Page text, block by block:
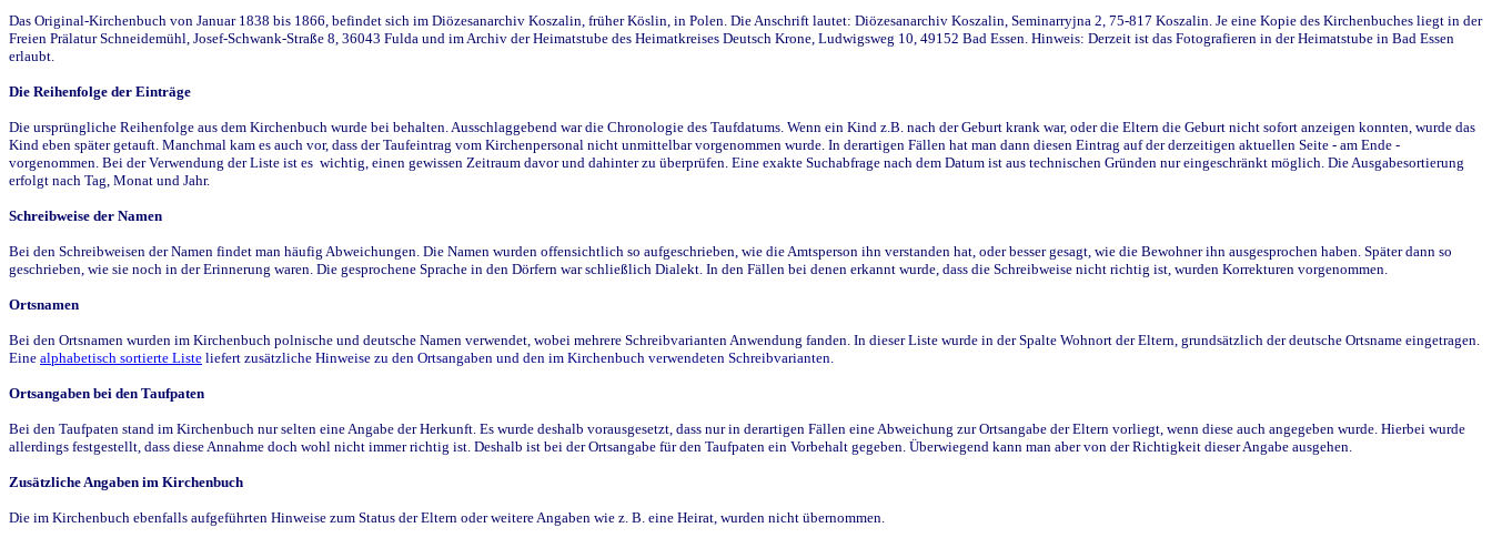
Das Original-Kirchenbuch von Januar 1838 bis 1866, befindet sich im Diözesanarchiv Koszalin, früher Köslin, in Polen. Die Anschrift lautet: Diözesanarchiv Koszalin, Seminarryjna 2, 75-817 Koszalin. Je eine Kopie des Kirchenbuches liegt in der
Freien Prälatur Schneidemühl, Josef-Schwank-Straße 8, 36043 Fulda und im Archiv der Heimatstube des Heimatkreises Deutsch Krone, Ludwigsweg 10, 49152 Bad Essen. Hinweis: Derzeit ist das Fotografieren in der Heimatstube in Bad Essen
erlaubt.
Die Reihenfolge der Einträge
Die ursprüngliche Reihenfolge aus dem Kirchenbuch wurde bei behalten. Ausschlaggebend war die Chronologie des Taufdatums. Wenn ein Kind z.B. nach der Geburt krank war, oder die Eltern die Geburt nicht sofort anzeigen konnten, wurde das
Kind eben später getauft. Manchmal kam es auch vor, dass der Taufeintrag vom Kirchenpersonal nicht unmittelbar vorgenommen wurde. In derartigen Fällen hat man dann diesen Eintrag auf der derzeitigen aktuellen Seite - am Ende -
vorgenommen. Bei der Verwendung der Liste ist es wichtig, einen gewissen Zeitraum davor und dahinter zu überprüfen. Eine exakte Suchabfrage nach dem Datum ist aus technischen Gründen nur eingeschränkt möglich. Die Ausgabesortierung
erfolgt nach Tag, Monat und Jahr.
Schreibweise der Namen
Bei den Schreibweisen der Namen findet man häufig Abweichungen. Die Namen wurden offensichtlich so aufgeschrieben, wie die Amtsperson ihn verstanden hat, oder besser gesagt, wie die Bewohner ihn ausgesprochen haben. Später dann so
geschrieben, wie sie noch in der Erinnerung waren. Die gesprochene Sprache in den Dörfern war schließlich Dialekt. In den Fällen bei denen erkannt wurde, dass die Schreibweise nicht richtig ist, wurden Korrekturen vorgenommen.
Ortsnamen
Bei den Ortsnamen wurden im Kirchenbuch polnische und deutsche Namen verwendet, wobei mehrere Schreibvarianten Anwendung fanden. In dieser Liste wurde in der Spalte Wohnort der Eltern, grundsätzlich der deutsche Ortsname eingetragen.
Eine alphabetisch sortierte Liste liefert zusätzliche Hinweise zu den Ortsangaben und den im Kirchenbuch verwendeten Schreibvarianten.
Ortsangaben bei den Taufpaten
Bei den Taufpaten stand im Kirchenbuch nur selten eine Angabe der Herkunft. Es wurde deshalb vorausgesetzt, dass nur in derartigen Fällen eine Abweichung zur Ortsangabe der Eltern vorliegt, wenn diese auch angegeben wurde. Hierbei wurde
allerdings festgestellt, dass diese Annahme doch wohl nicht immer richtig ist. Deshalb ist bei der Ortsangabe für den Taufpaten ein Vorbehalt gegeben. Überwiegend kann man aber von der Richtigkeit dieser Angabe ausgehen.
Zusätzliche Angaben im Kirchenbuch
Die im Kirchenbuch ebenfalls aufgeführten Hinweise zum Status der Eltern oder weitere Angaben wie z. B. eine Heirat, wurden nicht übernommen.